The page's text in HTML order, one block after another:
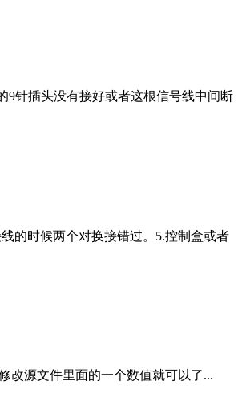
9针插头没有接好或者这根信号线中间断
的时候两个对换接错过。5.控制盒或者
改源文件里面的一个数值就可以了...